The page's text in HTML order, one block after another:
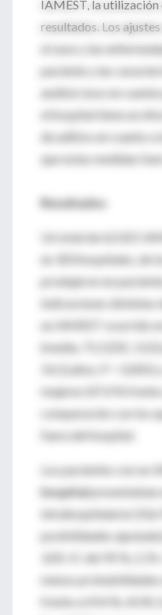
IAMEST, la utilización
resultados. Los
el sexo y las
paciente y las
análisis tuvo en
el hospital tiene un
de aditivo en cuanto a
que estas medidas
Resultados
Un total de 62.021
en 303 hospitales, de
produjeron en
indicaciones distintas
un IAMEST ocurrido
(media, 71,5 [DE,
14,1] años; P <
mujeres (47,4 %
comparación con los
fuera del hospital.
Los pacientes con
hospitalpresentaban
intrahospitalaria (33,6
posibilidades
3,05; IC del 95 %,
menos
frente a 69,4 %; AOR,